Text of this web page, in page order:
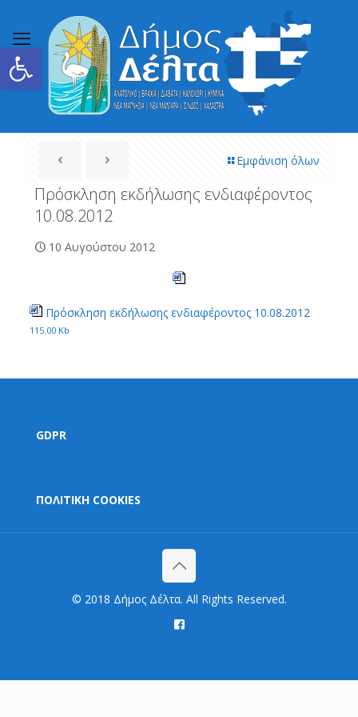
Ανοίξτε τη γραμμή εργαλείων
Εμφάνιση όλων
Πρόσκληση εκδήλωσης ενδιαφέροντος
10.08.2012
10 Αυγούστου 2012
Πρόσκληση εκδήλωσης ενδιαφέροντος 10.08.2012
115.00 Kb
GDPR
ΠΟΛΙΤΙΚΗ COOKIES
© 2018 Δήμος Δέλτα. All Rights Reserved.